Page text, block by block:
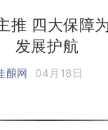
推 四大保障
发展护航
酿网 04月18日